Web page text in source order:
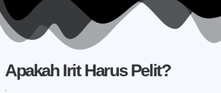
Apakah Irit Harus Pelit?
.